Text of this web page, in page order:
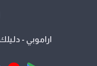
اراموبي -